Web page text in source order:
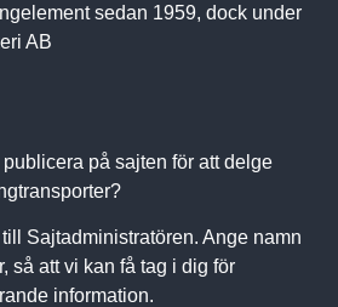
på sajten för att delge
Sajtadministratören. Ange namn
så att vi kan få tag i dig för
information.
sedan 1959, dock under
AB